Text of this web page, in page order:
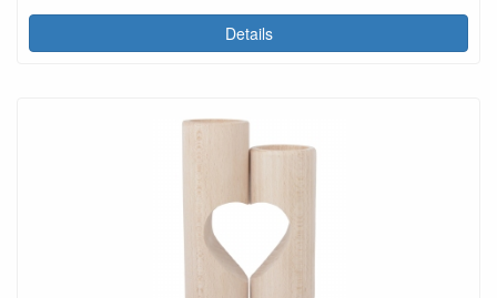
Details